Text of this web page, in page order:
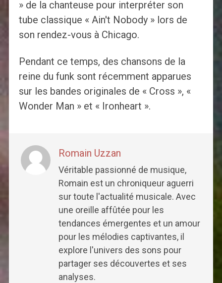
» de la chanteuse pour interpréter son
tube classique « Ain't Nobody » lors de
son rendez-vous à Chicago.
Pendant ce temps, des chansons de la
reine du funk sont récemment apparues
sur les bandes originales de « Cross », «
Wonder Man » et « Ironheart ».
Romain Uzzan
Véritable passionné de musique,
Romain est un chroniqueur aguerri
sur toute l'actualité musicale. Avec
une oreille affûtée pour les
tendances émergentes et un amour
pour les mélodies captivantes, il
explore l'univers des sons pour
partager ses découvertes et ses
analyses.